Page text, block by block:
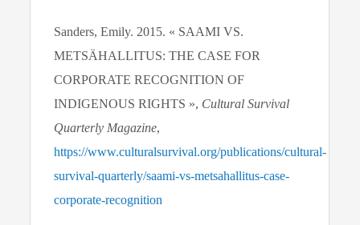
Sanders, Emily. 2015. « SAAMI VS.
METSÄHALLITUS: THE CASE FOR
CORPORATE RECOGNITION OF
INDIGENOUS RIGHTS », Cultural Survival
Quarterly Magazine,
https://www.culturalsurvival.org/publications/cultural-
survival-quarterly/saami-vs-metsahallitus-case-
corporate-recognition